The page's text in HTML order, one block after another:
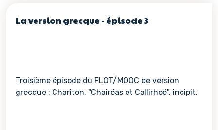
La version grecque - épisode 3
Troisième épisode du FLOT/MOOC de version
grecque : Chariton, "Chairéas et Callirhoé", incipit.